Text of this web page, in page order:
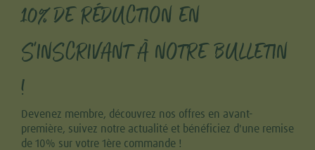
10% DE RÉDUCTION EN
S'INSCRIVANT À NOTRE BULLETIN
!
Devenez membre, découvrez nos offres en avant-
première, suivez notre actualité et bénéficiez d'une remise
de 10% sur votre 1ère commande !